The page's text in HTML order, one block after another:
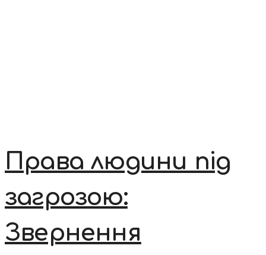
Права людини під
загрозою:
Звернення